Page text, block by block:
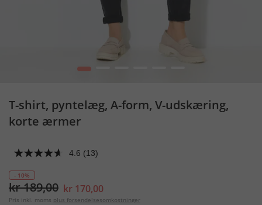
1
T-shirt, pyntelæg, A-form, V-udskæring,
korte ærmer
4.6 (13)
- 10%
kr 189,00 kr 170,00
Pris inkl. moms plus forsendelsesomkostninger